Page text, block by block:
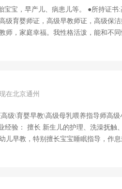
宝宝，早产儿、病患儿等。 ●所持证书
级育婴师证，高级早教师证，高级保
师，家庭幸福。我性格活泼，能和不
在北京通州
级\育婴早教\高级母乳喂养指导师高级
经验： 擅长 新生儿的护理、洗澡抚触
儿早教，特别擅长宝宝睡眠指导，作